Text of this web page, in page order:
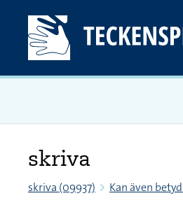
skriva
skriva (09937) Kan även